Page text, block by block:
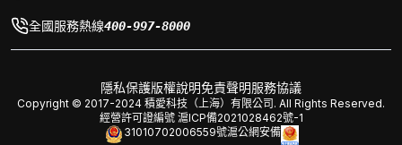
全國服務熱線400-997-8000
隱私保護版權說明免責聲明服務協議
Copyright © 2017-2024 積愛科技（上海）有限公司. All Rights Reserved.
經營許可證編號 滬ICP備2021028462號-1
31010702006559號滬公網安備